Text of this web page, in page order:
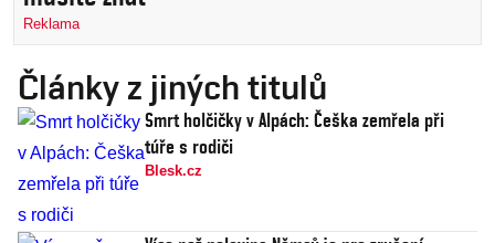
Reklama
Články z jiných titulů
Smrt holčičky v Alpách: Češka zemřela při
túře s rodiči
Blesk.cz